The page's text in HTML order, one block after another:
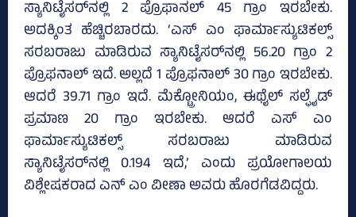
ಸ್ಯಾನಿಟೈಸರ್‌ನಲ್ಲಿ 2 ಪ್ರೊಫಾನಲ್‌ 45 ಗ್ರಾಂ ಇರಬೇಕು.
ಅದಕ್ಕಿಂತ ಹೆಚ್ಚಿರಬಾರದು. ‘ಎಸ್‌ ಎಂ ಫಾರ್ಮಾಸ್ಯುಟಿಕಲ್ಸ್‌
ಸರಬರಾಜು ಮಾಡಿರುವ ಸ್ಯಾನಿಟೈಸರ್‌ನಲ್ಲಿ 56.20 ಗ್ರಾಂ 2
ಪ್ರೊಫನಾಲ್‌ ಇದೆ. ಅಲ್ಲದೆ 1 ಪ್ರೊಫನಾಲ್‌ 30 ಗ್ರಾಂ ಇರಬೇಕು.
ಆದರೆ 39.71 ಗ್ರಾಂ ಇದೆ. ಮೆಕ್ಟ್ರೋನಿಯಂ, ಈಥೈಲ್‌ ಸಲ್ಫೈಡ್‌
ಪ್ರಮಾಣ 20 ಗ್ರಾಂ ಇರಬೇಕು. ಆದರೆ ಎಸ್‌ ಎಂ
ಫಾರ್ಮಾಸ್ಯುಟಿಕಲ್ಸ್‌ ಸರಬರಾಜು ಮಾಡಿರುವ
ಸ್ಯಾನಿಟೈಸರ್‌ನಲ್ಲಿ 0.194 ಇದೆ,’ ಎಂದು ಪ್ರಯೋಗಾಲಯ
ವಿಶ್ಲೇಷಕರಾದ ಎನ್‌ ಎಂ ವೀಣಾ ಅವರು ಹೊರಗೆಡವಿದ್ದರು.